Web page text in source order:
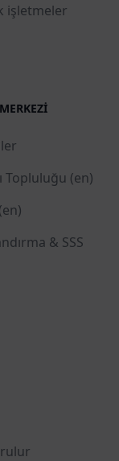
işletmeler
Topluluğu (en)
& SSS